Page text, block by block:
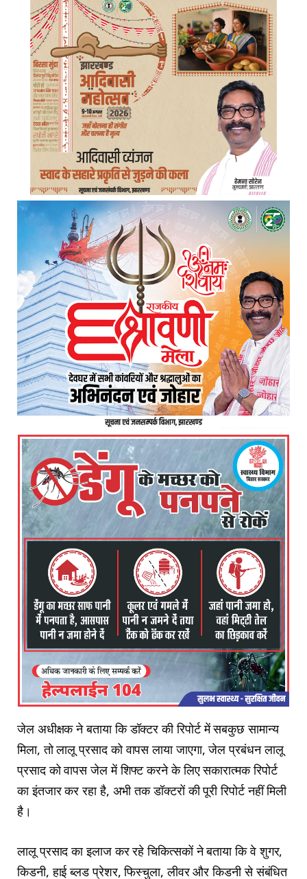
जेल अधीक्षक ने बताया कि डॉक्टर की रिपोर्ट में सबकुछ सामान्य
मिला, तो लालू प्रसाद को वापस लाया जाएगा, जेल प्रबंधन लालू
प्रसाद को वापस जेल में शिफ्ट करने के लिए सकारात्मक रिपोर्ट
का इंतजार कर रहा है, अभी तक डॉक्टरों की पूरी रिपोर्ट नहीं मिली
है।
लालू प्रसाद का इलाज कर रहे चिकित्सकों ने बताया कि वे शुगर,
किडनी, हाई ब्लड प्रेशर, फिस्चुला, लीवर और किडनी से संबंधित